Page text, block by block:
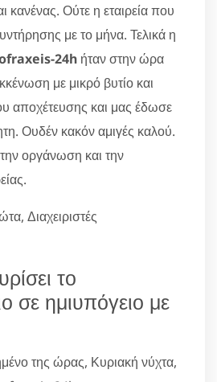
κανένας. Ούτε η εταιρεία που
με το μήνα. Τελικά η
24h ήταν στην ώρα
με μικρό βυτίο και
αποχέτευσης και μας έδωσε
Ουδέν κακόν αμιγές καλού.
οργάνωση και την
Διαχειριστές
το
σε ημιυπόγειο με
της ώρας, Κυριακή νύχτα,